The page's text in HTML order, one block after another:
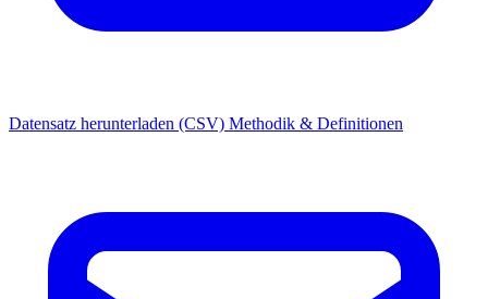
Datensatz herunterladen (CSV) Methodik & Definitionen